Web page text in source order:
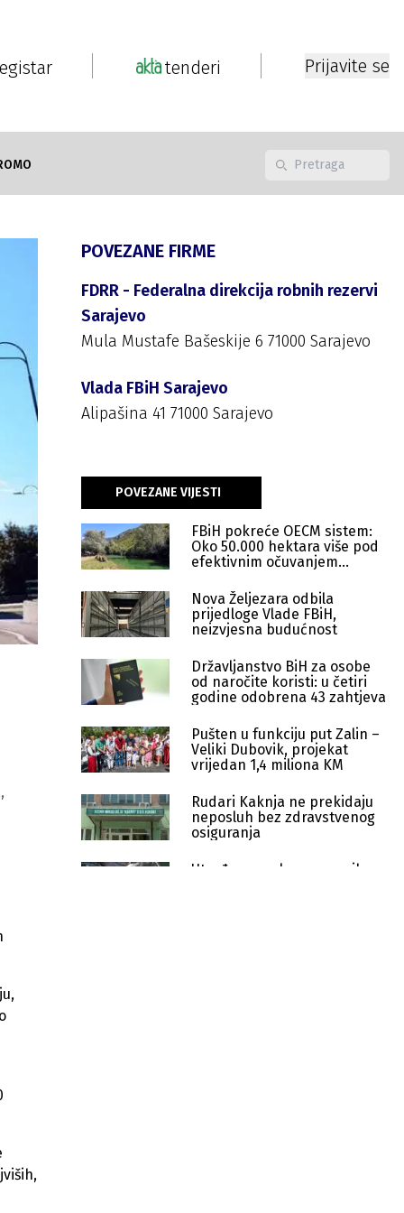
tenderi Prijavite se
POVEZANE FIRME
FDRR - Federalna direkcija robnih rezervi
Sarajevo
Mula Mustafe Bašeskije 6 71000 Sarajevo
Vlada FBiH Sarajevo
Alipašina 41 71000 Sarajevo
POVEZANE VIJESTI
FBiH pokreće OECM sistem:
Oko 50.000 hektara više pod
efektivnim očuvanjem
Nova Željezara odbila
prijedloge Vlade FBiH,
neizvjesna budućnost
Državljanstvo BiH za osobe
od naročite koristi: u četiri
godine odobrena 43 zahtjeva
Pušten u funkciju put Zalin –
Veliki Dubovik, projekat
vrijedan 1,4 miliona KM
Rudari Kaknja ne prekidaju
neposluh bez zdravstvenog
osiguranja
Utvrđen uzrok pomora ribe: